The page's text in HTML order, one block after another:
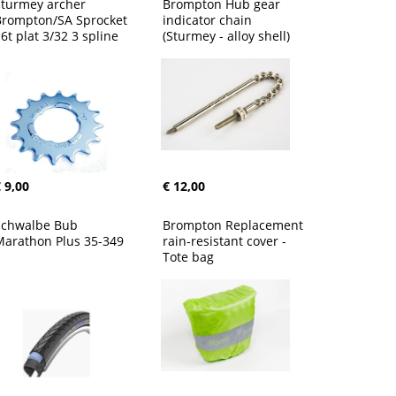
archer
SA Sprocket
plat 3/32 3 spline
9,00
Brompton Hub gear
indicator chain
(Sturmey - alloy shell)
€ 12,00
Bub
Plus 35-349
Brompton Replacement
rain-resistant cover -
Tote bag